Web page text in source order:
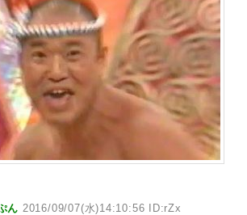
ん 2016/09/07(水)14:10:56 ID:rZx